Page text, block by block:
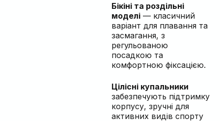
Бікіні та роздільні
моделі— класичний
варіант для плавання та
засмагання, з
регульованою
посадкою та
комфортною фіксацією.
Цілісні купальники
забезпечують підтримку
корпусу, зручні для
активних видів спорту